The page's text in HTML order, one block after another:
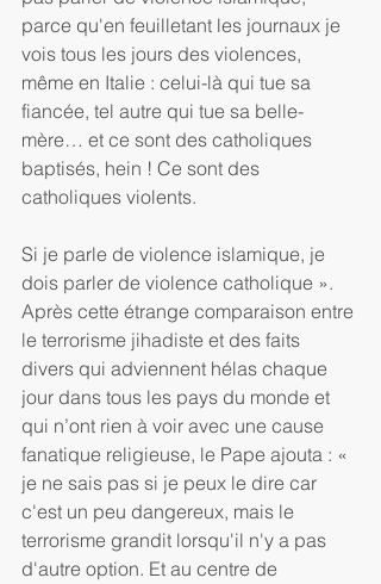
parce qu'en feuilletant les journaux je
vois tous les jours des violences,
même en Italie : celui-là qui tue sa
fiancée, tel autre qui tue sa belle-
mère… et ce sont des catholiques
baptisés, hein ! Ce sont des
catholiques violents.
Si je parle de violence islamique, je
dois parler de violence catholique ».
Après cette étrange comparaison entre
le terrorisme jihadiste et des faits
divers qui adviennent hélas chaque
jour dans tous les pays du monde et
qui n’ont rien à voir avec une cause
fanatique religieuse, le Pape ajouta : «
je ne sais pas si je peux le dire car
c'est un peu dangereux, mais le
terrorisme grandit lorsqu'il n'y a pas
d'autre option. Et au centre de